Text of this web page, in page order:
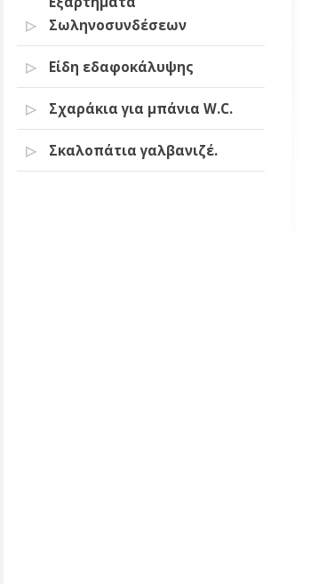
Σωληνοσυνδέσεων
Είδη εδαφοκάλυψης
Σχαράκια για μπάνια W.C.
Σκαλοπάτια γαλβανιζέ.